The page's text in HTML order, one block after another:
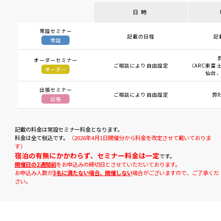
日時
常設セミナー
常設
記載の日程 記
オーダーセミナー
オーダー
ご相談により自由設定
（ARC東富
仙台
出張セミナー
出張
ご相談により自由設定 弊
記載の料金は常設セミナー料金となります。
料金は全て税込です。
（2026年4月1日開催分から料金を改定させて戴いておりま
す）
宿泊の有無にかかわらず、セミナー料金は一定です。
開催日の2週間前をお申込みの締切日とさせていただいております。
お申込み人数が3名に満たない場合、開催しない場合がございますので、ご了承くだ
さい。